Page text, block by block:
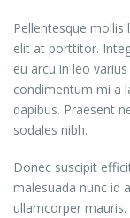
Pellentesque mollis
elit at porttitor.
eu arcu in leo
condimentum mi a
dapibus. Praesent
sodales nibh.
Donec suscipit
malesuada nunc id
ullamcorper